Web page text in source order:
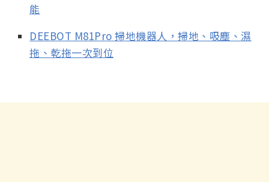
能
DEEBOT M81Pro 掃地機器人，掃地、吸塵、濕
拖、乾拖一次到位